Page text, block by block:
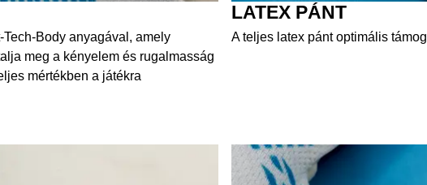
Body anyagával, amely
meg a kényelem és rugalmasság
mértékben a játékra
LATEX PÁNT
A teljes latex pánt optimális